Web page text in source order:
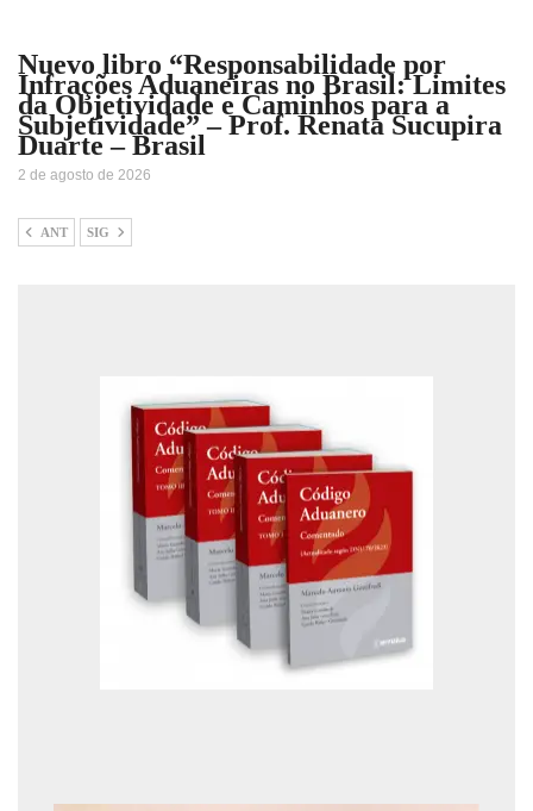
Nuevo libro “Responsabilidade por
Infrações Aduaneiras no Brasil: Limites
da Objetividade e Caminhos para a
Subjetividade” – Prof. Renata Sucupira
Duarte – Brasil
2 de agosto de 2026
ANT SIG